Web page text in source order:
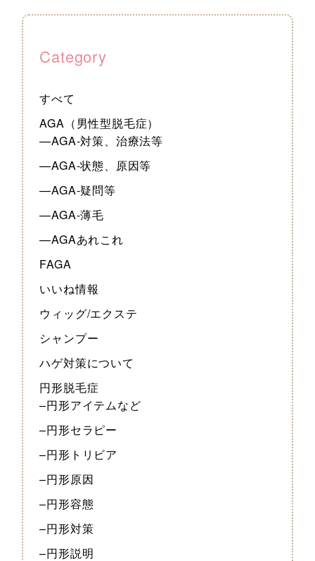
Category
すべて
AGA（男性型脱毛症）
—AGA-対策、治療法等
—AGA-状態、原因等
—AGA-疑問等
—AGA-薄毛
—AGAあれこれ
FAGA
いいね情報
ウィッグ/エクステ
シャンプー
ハゲ対策について
円形脱毛症
–円形アイテムなど
–円形セラピー
–円形トリビア
–円形原因
–円形容態
–円形対策
–円形説明